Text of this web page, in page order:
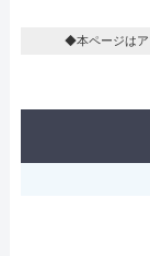
◆本ページはア